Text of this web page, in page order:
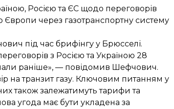
Росією та ЄС щодо переговорів
Європи через газотранспортну систему
під час брифінгу у Брюсселі.
з Росією та Україною 28
раніше», — повідомив Шефчович.
на транзит газу. Ключовим питанням у
також залежатимуть тарифи та
угода має бути укладена за